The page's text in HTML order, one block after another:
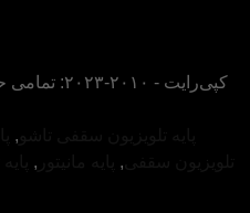
© کپی‌رایت - ۲۰۱۰-۲۰۲۳: تمامی حقوق محفوظ است.
,
,
,